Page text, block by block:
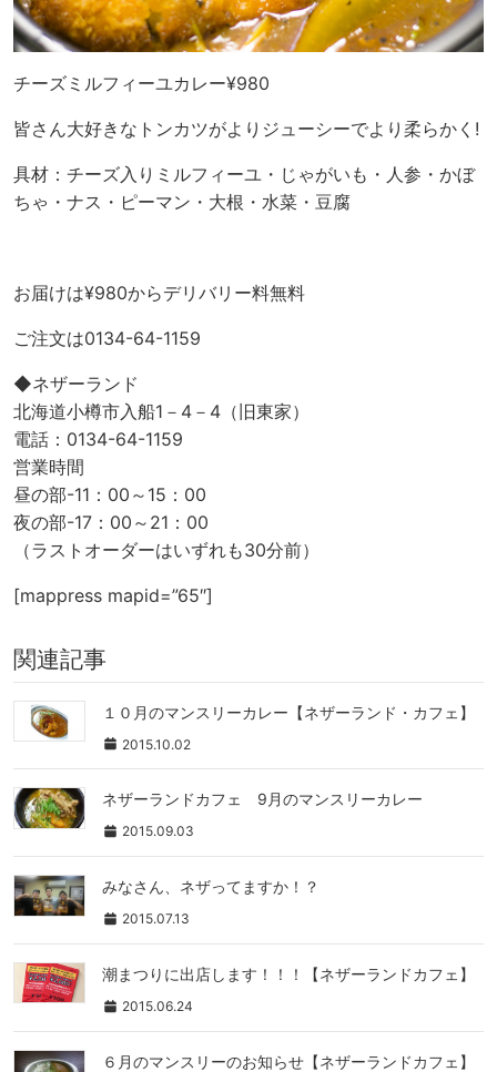
チーズミルフィーユカレー¥980
皆さん大好きなトンカツがよりジューシーでより柔らかく!
具材：チーズ入りミルフィーユ・じゃがいも・人参・かぼ
ちゃ・ナス・ピーマン・大根・水菜・豆腐
お届けは¥980からデリバリー料無料
ご注文は0134-64-1159
◆ネザーランド
北海道小樽市入船1－4－4（旧東家）
電話：0134-64-1159
営業時間
昼の部-11：00～15：00
夜の部-17：00～21：00
（ラストオーダーはいずれも30分前）
[mappress mapid=”65″]
関連記事
１０月のマンスリーカレー【ネザーランド・カフェ】
2015.10.02
ネザーランドカフェ 9月のマンスリーカレー
2015.09.03
みなさん、ネザってますか！？
2015.07.13
潮まつりに出店します！！！【ネザーランドカフェ】
2015.06.24
６月のマンスリーのお知らせ【ネザーランドカフェ】